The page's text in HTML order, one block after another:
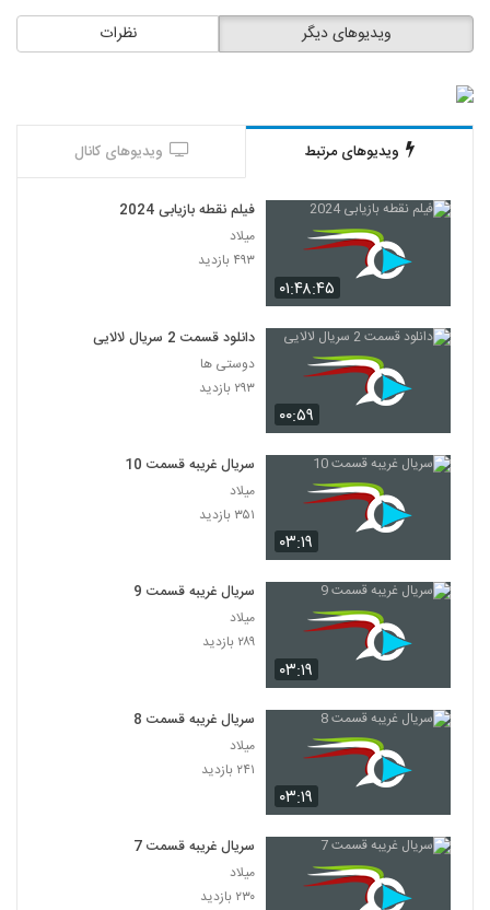
نظرات ویدیوهای دیگر
ویدیوهای مرتبط ویدیوهای کانال
۰۱:۴۸:۴۵
فیلم نقطه بازیابی 2024
میلاد
۴۹۳ بازدید
۰۰:۵۹
دانلود قسمت 2 سریال لالایی
دوستی ها
۲۹۳ بازدید
۰۳:۱۹
سریال غریبه قسمت 10
میلاد
۳۵۱ بازدید
۰۳:۱۹
سریال غریبه قسمت 9
میلاد
۲۸۹ بازدید
۰۳:۱۹
سریال غریبه قسمت 8
میلاد
۲۴۱ بازدید
سریال غریبه قسمت 7
میلاد
۲۳۰ بازدید